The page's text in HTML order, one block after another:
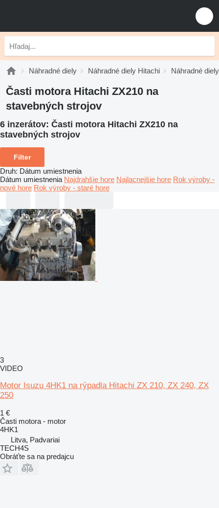
Náhradné diely Náhradné diely Hitachi Náhradné
Časti motora Hitachi ZX210 na
stavebných strojov
6 inzerátov: Časti motora Hitachi ZX210 na
stavebných strojov
Filter
Druh: Dátum umiestnenia
Dátum umiestnenia Najdrahšie hore Najlacnejšie hore Rok výroby -
nové hore Rok výroby - staré hore
3
VIDEO
Motor Isuzu 4HK1 na rýpadla Hitachi ZX 210, ZX 240, ZX
250
1 €
Časti motora - motor
4HK1
Litva, Padvariai
TECH4S
Obráťte sa na predajcu